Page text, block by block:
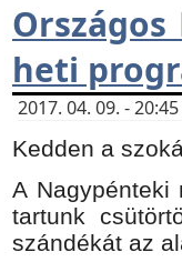
Országos
heti
2017. 04. 09. -
Kedden a
A Nagypénteki
tartunk
szándékát az